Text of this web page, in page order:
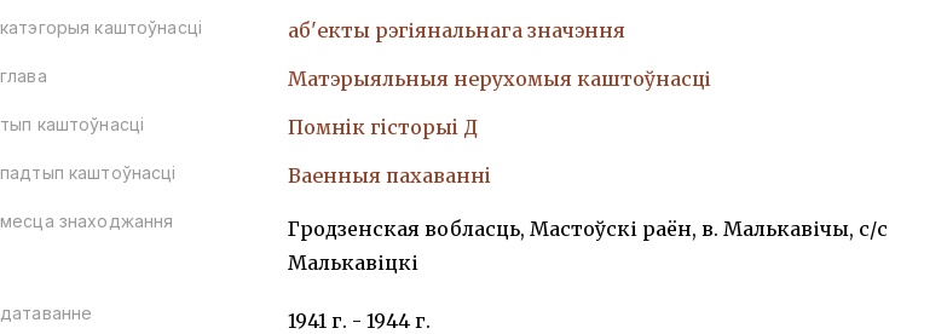
катэгорыя каштоўнасці аб'екты рэгіянальнага значэння
глава Матэрыяльныя нерухомыя каштоўнасці
тып каштоўнасці Помнiк гiсторыi Д
падтып каштоўнасці Ваенныя пахаваннi
месца знаходжання
Гродзенская вобласць, Мастоўскі раён, в. Малькавічы, с/с
Малькавіцкі
датаванне 1941 г. - 1944 г.